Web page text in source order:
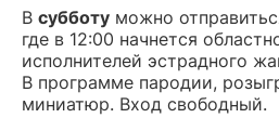
В субботу можно
где в 12:00 начнется
исполнителей эстрадного
В программе пародии,
миниатюр. Вход свободный.